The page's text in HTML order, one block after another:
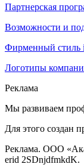
Партнерская
Возможности и
Фирменный стиль
Логотипы
Реклама
Мы развиваем
Для этого создан
Реклама. ООО
erid 2SDnjdfmkdK.